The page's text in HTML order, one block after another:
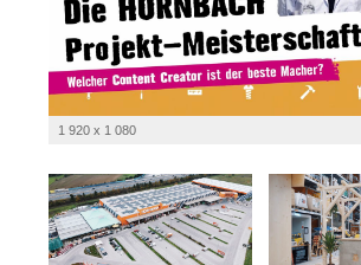
1 920 x 1 080